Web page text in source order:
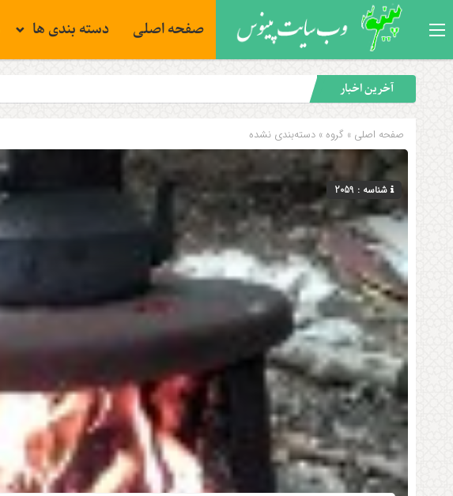
صفحه اصلی دسته بندی ها
آخرین اخبار
صفحه اصلی » گروه » دسته‌بندی نشده
شناسه : 2059